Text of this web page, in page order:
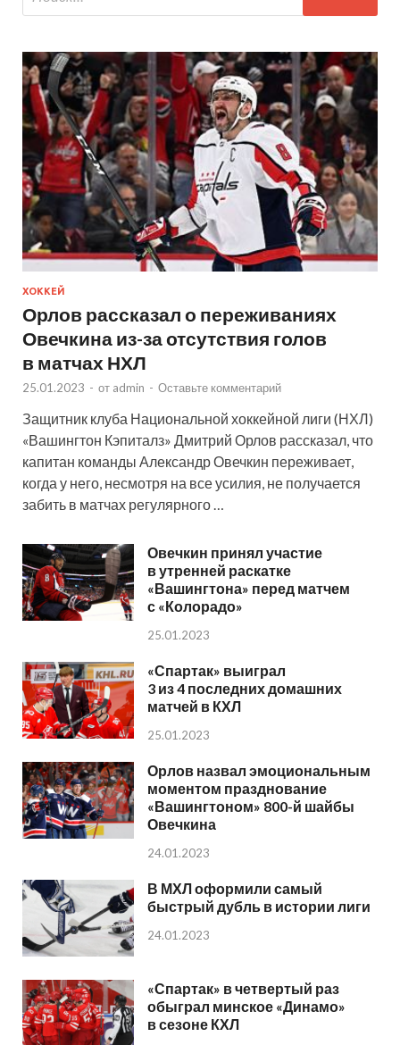
ХОККЕЙ
Орлов рассказал о переживаниях
Овечкина из-за отсутствия голов
в матчах НХЛ
25.01.2023 - от admin - Оставьте комментарий
Защитник клуба Национальной хоккейной лиги (НХЛ)
«Вашингтон Кэпиталз» Дмитрий Орлов рассказал, что
капитан команды Александр Овечкин переживает,
когда у него, несмотря на все усилия, не получается
забить в матчах регулярного …
Овечкин принял участие
в утренней раскатке
«Вашингтона» перед матчем
с «Колорадо»
25.01.2023
«Спартак» выиграл
3 из 4 последних домашних
матчей в КХЛ
25.01.2023
Орлов назвал эмоциональным
моментом празднование
«Вашингтоном» 800-й шайбы
Овечкина
24.01.2023
В МХЛ оформили самый
быстрый дубль в истории лиги
24.01.2023
«Спартак» в четвертый раз
обыграл минское «Динамо»
в сезоне КХЛ